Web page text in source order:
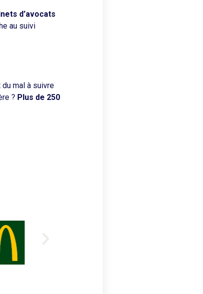
d’avocats
au suivi
mal à suivre
? Plus de 250